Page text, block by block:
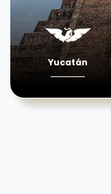
Yucatán